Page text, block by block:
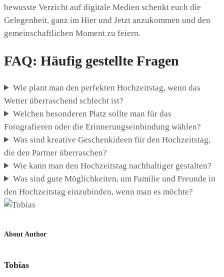
bewusste Verzicht auf digitale Medien schenkt euch die
Gelegenheit, ganz im Hier und Jetzt anzukommen und den
gemeinschaftlichen Moment zu feiern.
FAQ: Häufig gestellte Fragen
Wie plant man den perfekten Hochzeitstag, wenn das
Wetter überraschend schlecht ist?
Welchen besonderen Platz sollte man für das
Fotografieren oder die Erinnerungseinbindung wählen?
Was sind kreative Geschenkideen für den Hochzeitstag,
die den Partner überraschen?
Wie kann man den Hochzeitstag nachhaltiger gestalten?
Was sind gute Möglichkeiten, um Familie und Freunde in
den Hochzeitstag einzubinden, wenn man es möchte?
About Author
Tobias